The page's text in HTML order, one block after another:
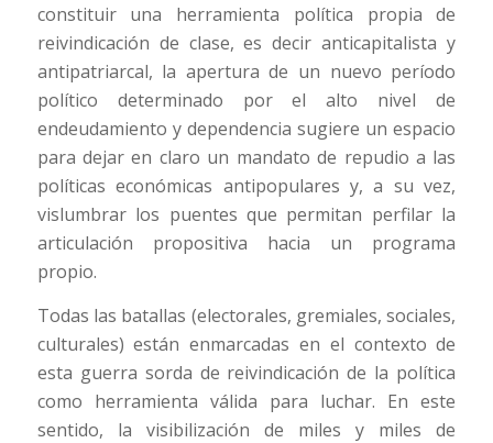
constituir una herramienta política propia de
reivindicación de clase, es decir anticapitalista y
antipatriarcal, la apertura de un nuevo período
político determinado por el alto nivel de
endeudamiento y dependencia sugiere un espacio
para dejar en claro un mandato de repudio a las
políticas económicas antipopulares y, a su vez,
vislumbrar los puentes que permitan perfilar la
articulación propositiva hacia un programa
propio.
Todas las batallas (electorales, gremiales, sociales,
culturales) están enmarcadas en el contexto de
esta guerra sorda de reivindicación de la política
como herramienta válida para luchar. En este
sentido, la visibilización de miles y miles de